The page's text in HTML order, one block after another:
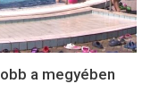
a megyében